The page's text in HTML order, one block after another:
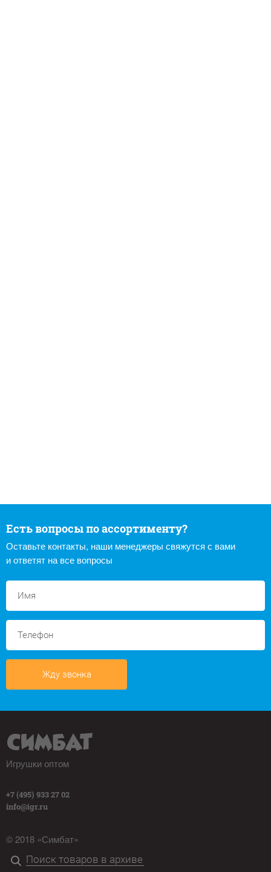
Есть вопросы по ассортименту?
Оставьте контакты, наши менеджеры свяжутся с вами
и ответят на все вопросы
Жду звонка
Игрушки оптом
+7 (495) 933 27 02
info@igr.ru
© 2018 «Симбат»